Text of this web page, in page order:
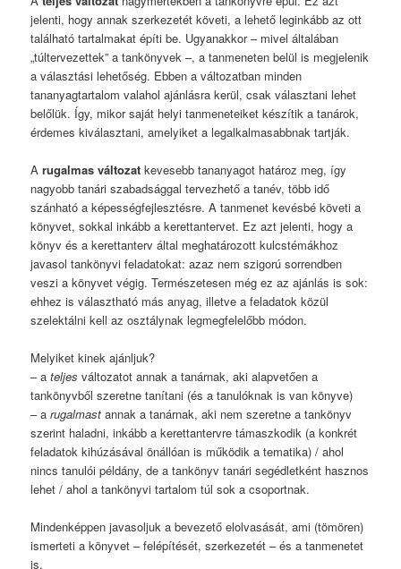
jelenti, hogy annak szerkezetét követi, a lehető leginkább az ott
található tartalmakat építi be. Ugyanakkor – mivel általában
„túltervezettek” a tankönyvek –, a tanmeneten belül is megjelenik
a választási lehetőség. Ebben a változatban minden
tananyagtartalom valahol ajánlásra kerül, csak választani lehet
belőlük. Így, mikor saját helyi tanmeneteiket készítik a tanárok,
érdemes kiválasztani, amelyiket a legalkalmasabbnak tartják.
Arugalmas változat kevesebb tananyagot határoz meg, így
nagyobb tanári szabadsággal tervezhető a tanév, több idő
szánható a képességfejlesztésre. A tanmenet kevésbé követi a
könyvet, sokkal inkább a kerettantervet. Ez azt jelenti, hogy a
könyv és a kerettanterv által meghatározott kulcstémákhoz
javasol tankönyvi feladatokat: azaz nem szigorú sorrendben
veszi a könyvet végig. Természetesen még ez az ajánlás is sok:
ehhez is választható más anyag, illetve a feladatok közül
szelektálni kell az osztálynak legmegfelelőbb módon.
Melyiket kinek ajánljuk?
– ateljes változatot annak a tanárnak, aki alapvetően a
tankönyvből szeretne tanítani (és a tanulóknak is van könyve)
– arugalmast annak a tanárnak, aki nem szeretne a tankönyv
szerint haladni, inkább a kerettantervre támaszkodik (a konkrét
feladatok kihúzásával önállóan is működik a tematika) / ahol
nincs tanulói példány, de a tankönyv tanári segédletként hasznos
lehet / ahol a tankönyvi tartalom túl sok a csoportnak.
Mindenképpen javasoljuk a bevezető elolvasását, ami (tömören)
ismerteti a könyvet – felépítését, szerkezetét – és a tanmenetet
is.